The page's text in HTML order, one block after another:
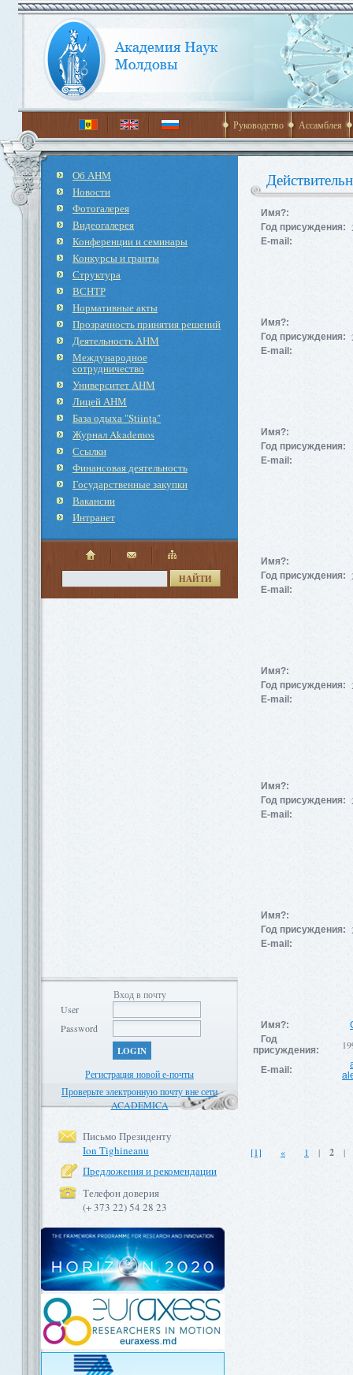
Руководство Ассамблея
Об АНМ
Новости
Фотогалерея
Видеогалерея
Конференции и семинары
Конкурсы и гранты
Структура
ВСНТР
Нормативные акты
Прозрачность принятия решений
Деятельность АНМ
Международное
cотрудничество
Университет АНМ
Лицей АНМ
База одыха "Ştiinţa"
Журнал Akademos
Ссылки
Финансовая деятельность
Государственные закупки
Вакансии
Интранет
НАЙТИ
Вход в почту
User
Password
LOGIN
Регистрация новой е-почты
Проверьте электронную почту вне сети
ACADEMICA
Письмо Президенту
Ion Tighineanu
Предложения и рекомендации
Телефон доверия
(+ 373 22) 54 28 23
Имя?:
Год присуждения:
E-mail:
Имя?:
Год присуждения:
E-mail:
Имя?:
Год присуждения:
E-mail:
Имя?:
Год присуждения:
E-mail:
Имя?:
Год присуждения:
E-mail:
Имя?:
Год присуждения:
E-mail:
Имя?:
Год присуждения:
E-mail:
Имя?:
Год
присуждения:
E-mail:
[1] « 1 | 2